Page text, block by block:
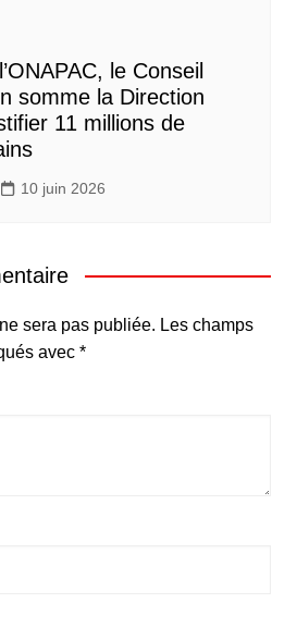
le Conseil
somme la Direction
11 millions de
10 juin 2026
sera pas publiée. Les champs
avec *